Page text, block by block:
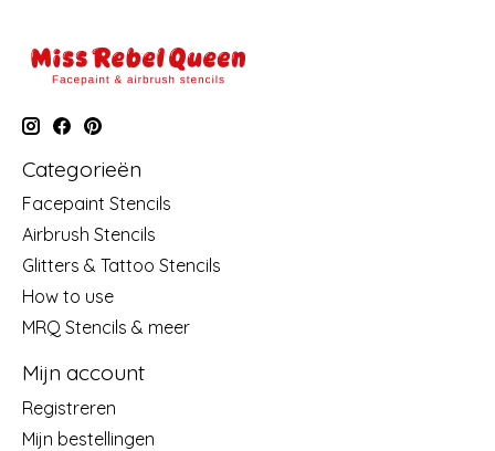
Categorieën
Facepaint Stencils
Airbrush Stencils
Glitters & Tattoo Stencils
How to use
MRQ Stencils & meer
Mijn account
Registreren
Mijn bestellingen